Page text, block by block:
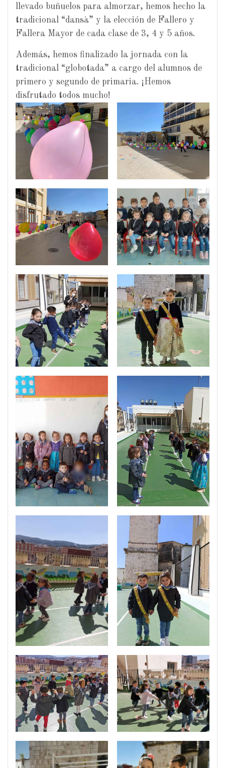
llevado buñuelos para almorzar, hemos hecho la
tradicional “dansà” y la elección de Fallero y
Fallera Mayor de cada clase de 3, 4 y 5 años.
Además, hemos finalizado la jornada con la
tradicional “globotada” a cargo del alumnos de
primero y segundo de primaria. ¡Hemos
disfrutado todos mucho!